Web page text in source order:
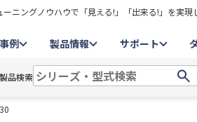
ニングノウハウで「見える!」「出来る!」を実現
例 製品情報 サポート
品検索